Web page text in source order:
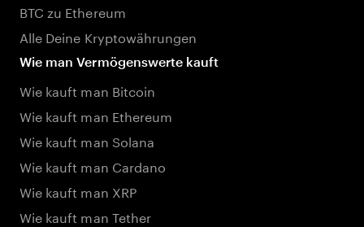
BTC zu Ethereum
Alle Deine Kryptowährungen
Wie man Vermögenswerte kauft
Wie kauft man Bitcoin
Wie kauft man Ethereum
Wie kauft man Solana
Wie kauft man Cardano
Wie kauft man XRP
Wie kauft man Tether